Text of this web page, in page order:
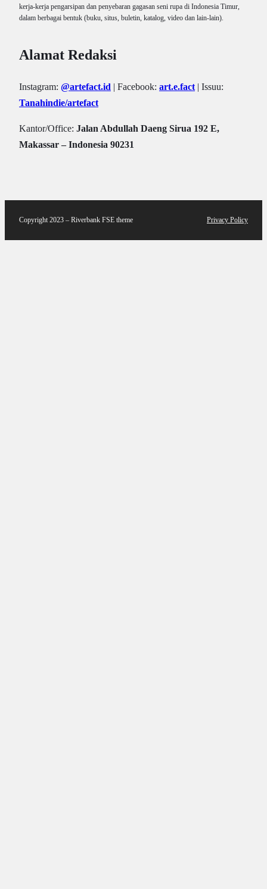
kerja-kerja pengarsipan dan penyebaran gagasan seni rupa di Indonesia Timur,
dalam berbagai bentuk (buku, situs, buletin, katalog, video dan lain-lain).
Alamat Redaksi
Instagram: @artefact.id | Facebook: art.e.fact | Issuu:
Tanahindie/artefact
Kantor/Office: Jalan Abdullah Daeng Sirua 192 E,
Makassar – Indonesia 90231
Copyright 2023 – Riverbank FSE theme Privacy Policy